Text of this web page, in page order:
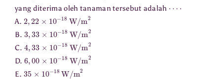
yang diterima oleh tanaman tersebut adalah
A. 2 22 10 − 18 W/m
B. 3 33 10 − 18 W/m
C. 4 33 10 − 18 W/m
D. 6 00 10− 18 W/m 2
E. 35 10 − 18 W/m 2